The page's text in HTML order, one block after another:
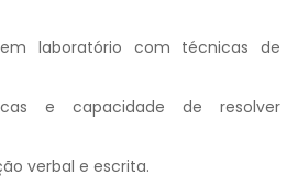
laboratório com técnicas de
e capacidade de resolver
verbal e escrita.